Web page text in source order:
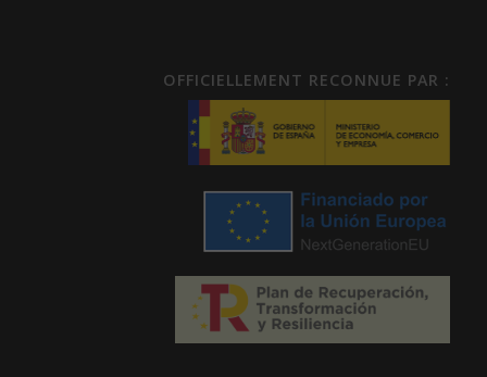
OFFICIELLEMENT RECONNUE PAR :